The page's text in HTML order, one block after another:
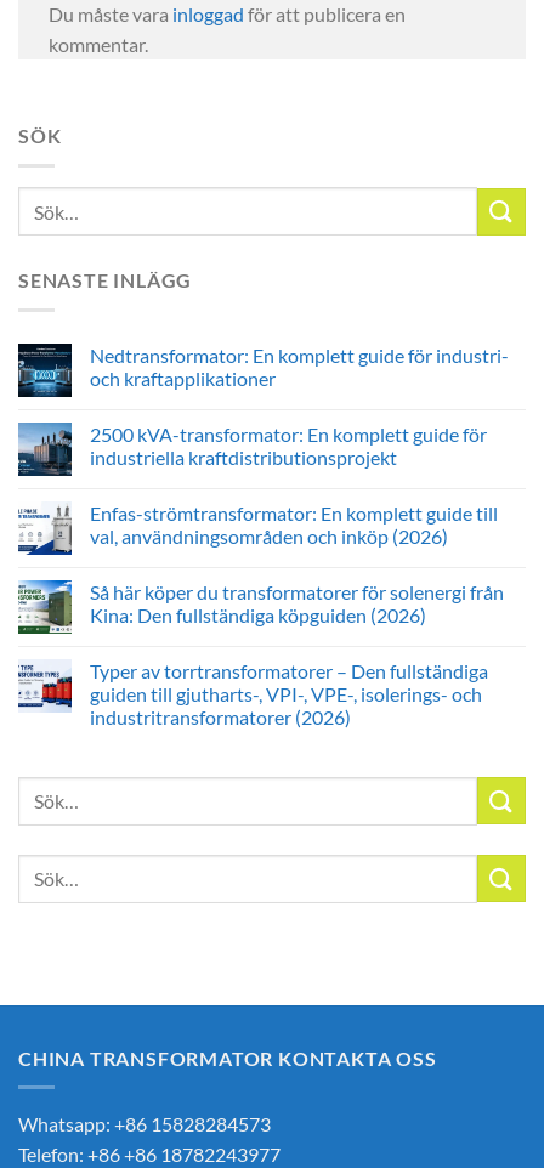
Du måste vara inloggad för att publicera en
kommentar.
SÖK
SENASTE INLÄGG
Nedtransformator: En komplett guide för industri-
och kraftapplikationer
2500 kVA-transformator: En komplett guide för
industriella kraftdistributionsprojekt
Enfas-strömtransformator: En komplett guide till
val, användningsområden och inköp (2026)
Så här köper du transformatorer för solenergi från
Kina: Den fullständiga köpguiden (2026)
Typer av torrtransformatorer – Den fullständiga
guiden till gjutharts-, VPI-, VPE-, isolerings- och
industritransformatorer (2026)
CHINA TRANSFORMATOR KONTAKTA OSS
Whatsapp: +86 15828284573
Telefon: +86 +86 18782243977